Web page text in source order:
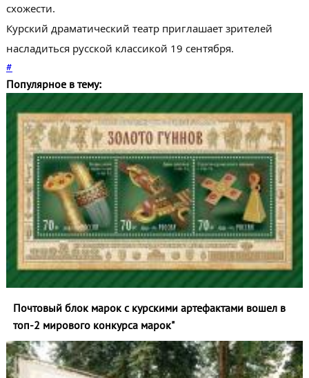
схожести.
Курский драматический театр приглашает зрителей
насладиться русской классикой 19 сентября.
#
Популярное в тему:
Почтовый блок марок с курскими артефактами вошел в
топ‑2 мирового конкурса марок"